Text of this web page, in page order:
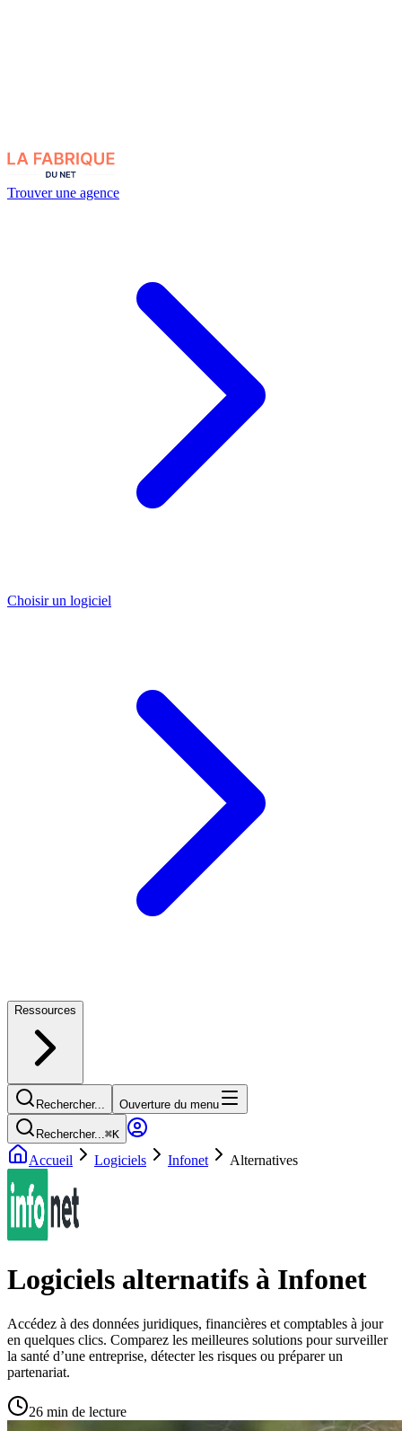
Trouver une agence
Choisir un logiciel
Ressources
Rechercher... Ouverture du menu
Rechercher...⌘K
Accueil Logiciels Infonet Alternatives
Logiciels alternatifs à Infonet
Accédez à des données juridiques, financières et comptables à jour
en quelques clics. Comparez les meilleures solutions pour surveiller
la santé d’une entreprise, détecter les risques ou préparer un
partenariat.
26 min de lecture